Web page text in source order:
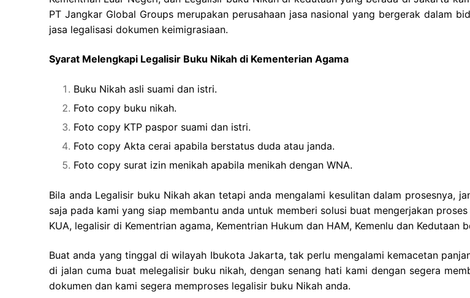
PT Jangkar Global Groups merupakan perusahaan jasa nasional yang bergerak dalam
jasa legalisasi dokumen keimigrasiaan.
Syarat Melengkapi Legalisir Buku Nikah di Kementerian Agama
Buku Nikah asli suami dan istri.
Foto copy buku nikah.
Foto copy KTP paspor suami dan istri.
Foto copy Akta cerai apabila berstatus duda atau janda.
Foto copy surat izin menikah apabila menikah dengan WNA.
Bila anda Legalisir buku Nikah akan tetapi anda mengalami kesulitan dalam prosesnya,
saja pada kami yang siap membantu anda untuk memberi solusi buat mengerjakan
KUA, legalisir di Kementrian agama, Kementrian Hukum dan HAM, Kemenlu dan Kedutaan
Buat anda yang tinggal di wilayah Ibukota Jakarta, tak perlu mengalami kemacetan
di jalan cuma buat melegalisir buku nikah, dengan senang hati kami dengan segera
dokumen dan kami segera memproses legalisir buku Nikah anda.